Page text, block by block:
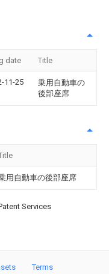
date Title
11-25
乗用自動車の
後部座席
用自動車の後部座席
Services
Terms